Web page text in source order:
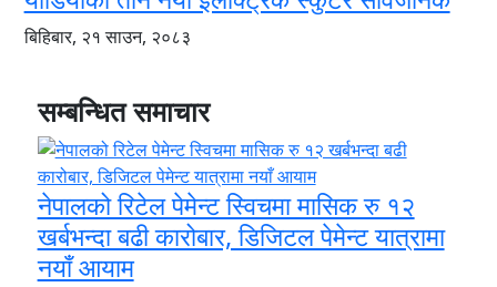
बिहिबार, २१ साउन, २०८३
सम्बन्धित समाचार
नेपालको रिटेल पेमेन्ट स्विचमा मासिक रु १२
खर्बभन्दा बढी कारोबार, डिजिटल पेमेन्ट यात्रामा
नयाँ आयाम